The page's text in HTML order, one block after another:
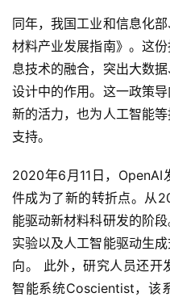
同年，我国工业和信息化
材料产业发展指南》。这
息技术的融合，突出大数
设计中的作用。这一政策
新的活力，也为人工智能
支持。
2020年6月11日，OpenAI
件成为了新的转折点。从
能驱动新材料科研发的阶
实验以及人工智能驱动生
向。 此外，研究人员还开
智能系统Coscientist，该